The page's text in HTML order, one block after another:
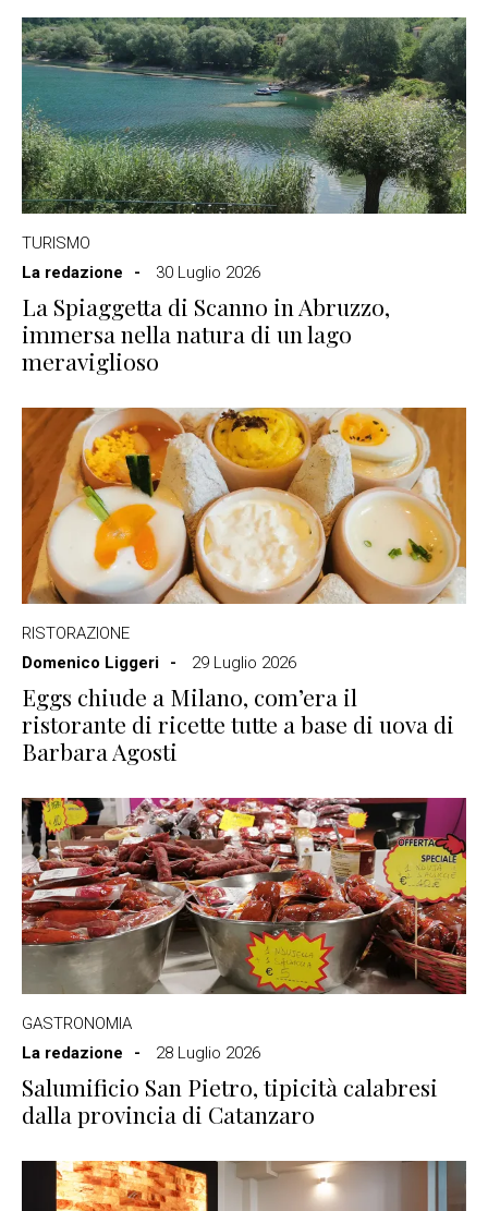
TURISMO
La redazione
30 Luglio 2026
La Spiaggetta di Scanno in Abruzzo,
immersa nella natura di un lago
meraviglioso
RISTORAZIONE
Domenico Liggeri
29 Luglio 2026
Eggs chiude a Milano, com’era il
ristorante di ricette tutte a base di uova di
Barbara Agosti
GASTRONOMIA
La redazione
28 Luglio 2026
Salumificio San Pietro, tipicità calabresi
dalla provincia di Catanzaro